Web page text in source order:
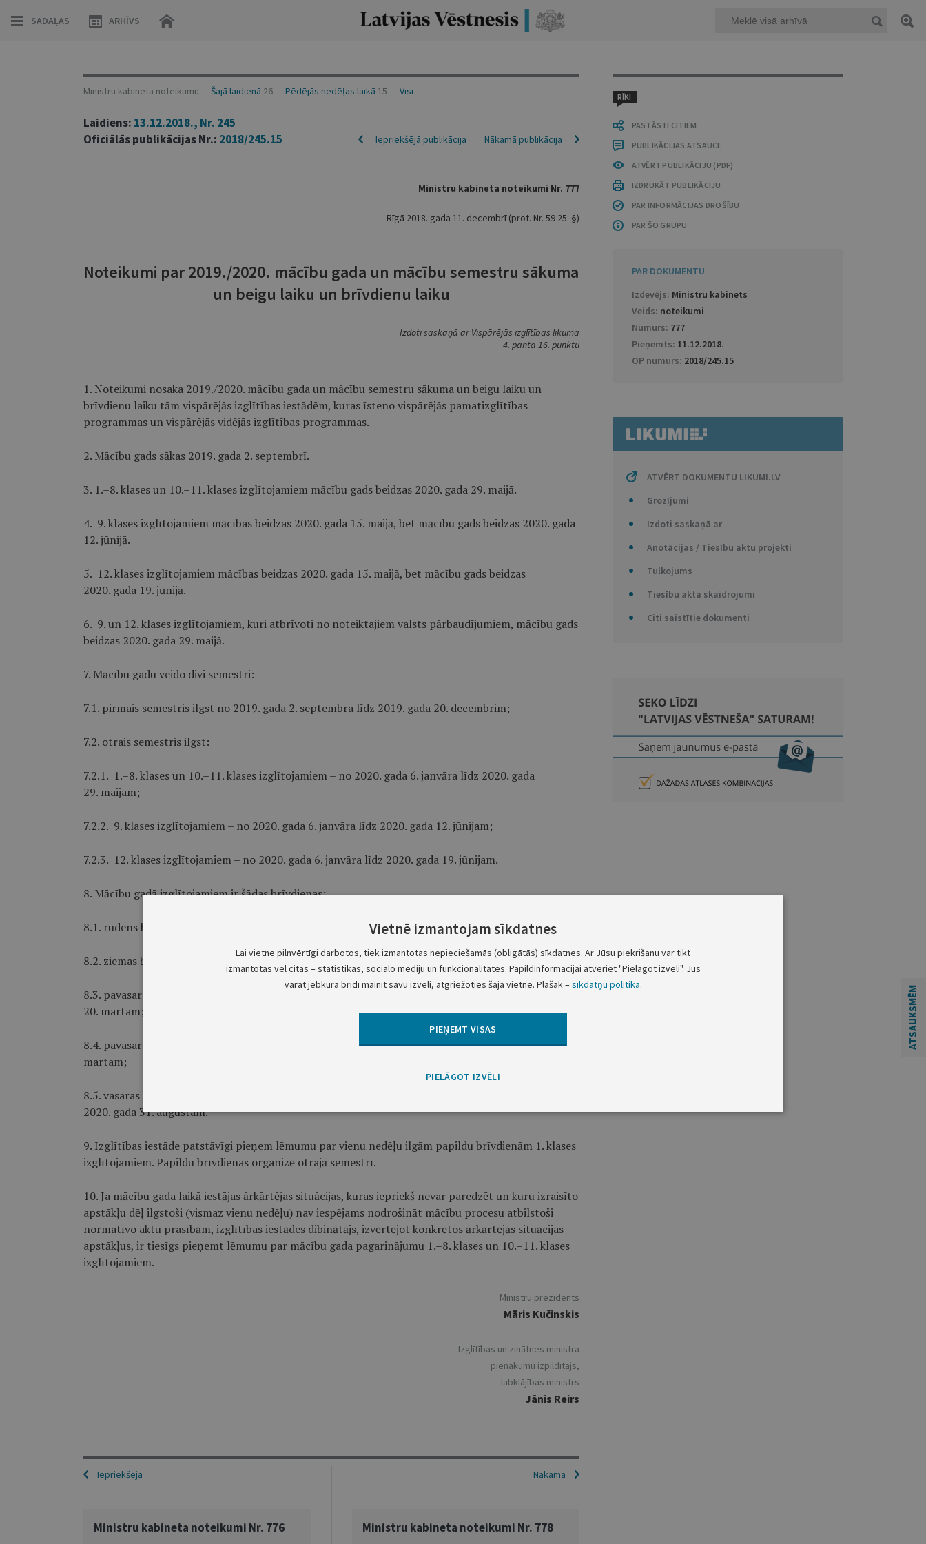
SADAĻAS ARHĪVS
RĪKI
PASTĀSTI CITIEM
PUBLIKĀCIJAS ATSAUCE
ATVĒRT PUBLIKĀCIJU (PDF)
IZDRUKĀT PUBLIKĀCIJU
PAR INFORMĀCIJAS DROŠĪBU
PAR ŠO GRUPU
PAR DOKUMENTU
Izdevējs: Ministru kabinets
Veids: noteikumi
Numurs: 777
Pieņemts: 11.12.2018.
OP numurs: 2018/245.15
ATVĒRT DOKUMENTU LIKUMI.LV
Grozījumi
Izdoti saskaņā ar
Anotācijas / Tiesību aktu projekti
Tulkojums
Tiesību akta skaidrojumi
Citi saistītie dokumenti
Ministru kabineta noteikumi: Šajā laidienā 26 Pēdējās nedēļas laikā 15 Visi
Laidiens: 13.12.2018., Nr. 245
Oficiālās publikācijas Nr.: 2018/245.15 Nākamā publikācija
Iepriekšējā publikācija
Ministru kabineta noteikumi Nr. 777
Rīgā 2018. gada 11. decembrī (prot. Nr. 59 25. §)
Noteikumi par 2019./2020. mācību gada un mācību semestru sākuma
un beigu laiku un brīvdienu laiku
Izdoti saskaņā ar Vispārējās izglītības likuma
4. panta 16. punktu
1. Noteikumi nosaka 2019./2020. mācību gada un mācību semestru sākuma un beigu laiku un
brīvdienu laiku tām vispārējās izglītības iestādēm, kuras īsteno vispārējās pamatizglītības
programmas un vispārējās vidējās izglītības programmas.
2. Mācību gads sākas 2019. gada 2. septembrī.
3. 1.–8. klases un 10.–11. klases izglītojamiem mācību gads beidzas 2020. gada 29. maijā.
4. 9. klases izglītojamiem mācības beidzas 2020. gada 15. maijā, bet mācību gads beidzas 2020. gada
12. jūnijā.
5. 12. klases izglītojamiem mācības beidzas 2020. gada 15. maijā, bet mācību gads beidzas
2020. gada 19. jūnijā.
6. 9. un 12. klases izglītojamiem, kuri atbrīvoti no noteiktajiem valsts pārbaudījumiem, mācību gads
beidzas 2020. gada 29. maijā.
7. Mācību gadu veido divi semestri:
7.1. pirmais semestris ilgst no 2019. gada 2. septembra līdz 2019. gada 20. decembrim;
7.2. otrais semestris ilgst:
7.2.1. 1.–8. klases un 10.–11. klases izglītojamiem – no 2020. gada 6. janvāra līdz 2020. gada
29. maijam;
7.2.2. 9. klases izglītojamiem – no 2020. gada 6. janvāra līdz 2020. gada 12. jūnijam;
7.2.3. 12. klases izglītojamiem – no 2020. gada 6. janvāra līdz 2020. gada 19. jūnijam.
8. Mācību gadā izglītojamiem ir šādas brīvdienas:
8.1. rudens brīvdienas – no 2019. gada 21. oktobra līdz 2019. gada 25. oktobrim;
8.2. ziemas brīvdienas – no 2019. gada 23. decembra līdz 2020. gada 3. janvārim;
8.3. pavasara brīvdienas 1.–11. klases izglītojamiem – no 2020. gada 16. marta līdz 2020. gada
20. martam;
8.4. pavasara brīvdienas 12. klases izglītojamiem – no 2020. gada 23. marta līdz 2020. gada 27.
martam;
8.5. vasaras brīvdienas 1.–8. klases un 10.–11. klases izglītojamiem – no 2020. gada 1. jūnija līdz
2020. gada 31. augustam.
9. Izglītības iestāde patstāvīgi pieņem lēmumu par vienu nedēļu ilgām papildu brīvdienām 1. klases
izglītojamiem. Papildu brīvdienas organizē otrajā semestrī.
10. Ja mācību gada laikā iestājas ārkārtējas situācijas, kuras iepriekš nevar paredzēt un kuru izraisīto
apstākļu dēļ ilgstoši (vismaz vienu nedēļu) nav iespējams nodrošināt mācību procesu atbilstoši
normatīvo aktu prasībām, izglītības iestādes dibinātājs, izvērtējot konkrētos ārkārtējās situācijas
apstākļus, ir tiesīgs pieņemt lēmumu par mācību gada pagarinājumu 1.–8. klases un 10.–11. klases
izglītojamiem.
Ministru prezidents
Māris Kučinskis
Izglītības un zinātnes ministra
pienākumu izpildītājs,
labklājības ministrs
Jānis Reirs
Iepriekšējā Nākamā
Ministru kabineta noteikumi Nr. 776 Ministru kabineta noteikumi Nr. 778
ATSAUKSMĒM
Vietnē izmantojam sīkdatnes
Lai vietne pilnvērtīgi darbotos, tiek izmantotas nepieciešamās (obligātās) sīkdatnes. Ar Jūsu piekrišanu var tikt
izmantotas vēl citas – statistikas, sociālo mediju un funkcionalitātes. Papildinformācijai atveriet "Pielāgot izvēli". Jūs
varat jebkurā brīdī mainīt savu izvēli, atgriežoties šajā vietnē. Plašāk –sīkdatņu politikā.
PIEŅEMT VISAS
PIELĀGOT IZVĒLI